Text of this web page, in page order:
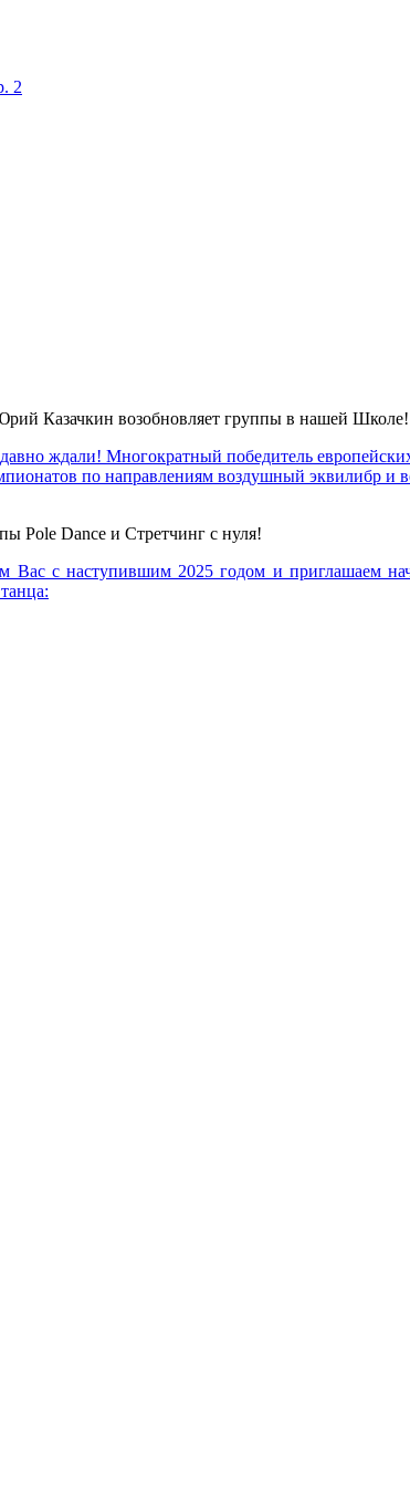
2
Казачкин возобновляет группы в нашей Школе!
ждали! Многократный победитель
по направлениям воздушный эквилибр
Pole Dance и Стретчинг с нуля!
Вас с наступившим 2025 годом и